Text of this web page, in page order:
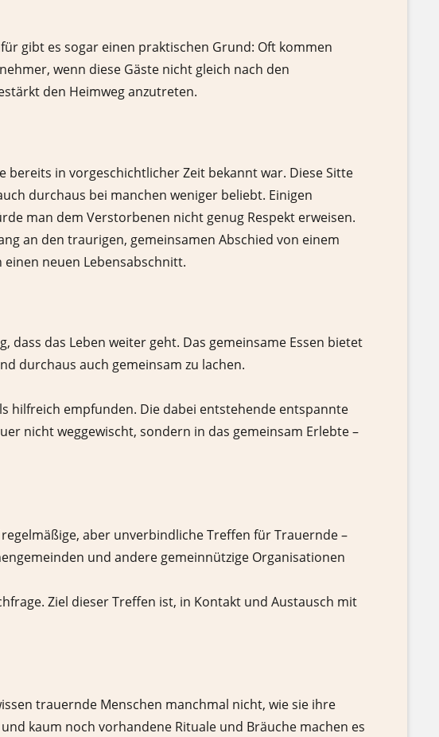
gibt es sogar einen praktischen Grund: Oft kommen
wenn diese Gäste nicht gleich nach den
den Heimweg anzutreten.
in vorgeschichtlicher Zeit bekannt war. Diese Sitte
durchaus bei manchen weniger beliebt. Einigen
man dem Verstorbenen nicht genug Respekt erweisen.
an den traurigen, gemeinsamen Abschied von einem
neuen Lebensabschnitt.
das Leben weiter geht. Das gemeinsame Essen bietet
durchaus auch gemeinsam zu lachen.
hilfreich empfunden. Die dabei entstehende entspannte
nicht weggewischt, sondern in das gemeinsam Erlebte –
aber unverbindliche Treffen für Trauernde –
und andere gemeinnützige Organisationen
Ziel dieser Treffen ist, in Kontakt und Austausch mit
trauernde Menschen manchmal nicht, wie sie ihre
kaum noch vorhandene Rituale und Bräuche machen es